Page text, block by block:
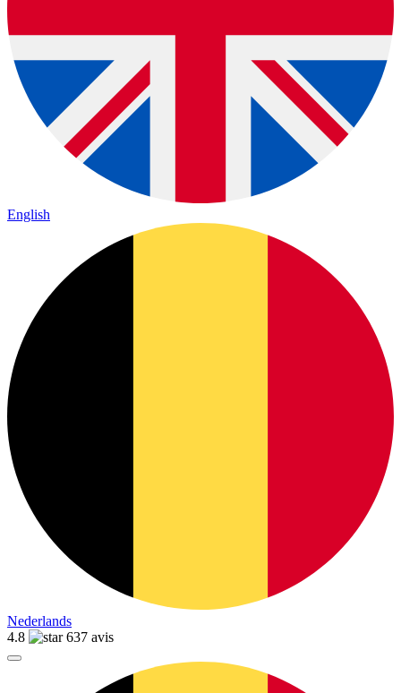
English
Nederlands
4.8
637 avis